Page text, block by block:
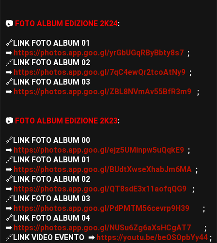
📷 FOTO ALBUM EDIZIONE 2K24:
🔗LINK FOTO ALBUM 01
➡ https://photos.app.goo.gl/yrGbUGqRByBbty8s7 ;
🔗LINK FOTO ALBUM 02
➡ https://photos.app.goo.gl/7qC4ewQr2tcoAtNy9 ;
🔗LINK FOTO ALBUM 03
➡ https://photos.app.goo.gl/ZBL8NVmAv55BfR3m9 ;
📷 FOTO ALBUM EDIZIONE 2K23:
🔗LINK FOTO ALBUM 00
➡ https://photos.app.goo.gl/ejz5UMinpw5uQqkE9 ;
🔗LINK FOTO ALBUM 01
➡ https://photos.app.goo.gl/BUdtXwseXhabJm6MA ;
🔗LINK FOTO ALBUM 02
➡ https://photos.app.goo.gl/QT8sdE3x11aofqQG9 ;
🔗LINK FOTO ALBUM 03
➡ https://photos.app.goo.gl/PdPMTM56cevrp9H39 ;
🔗LINK FOTO ALBUM 04
➡ https://photos.app.goo.gl/NUSu6Zg6aXsHCgAT7 ;
🔗LINK VIDEO EVENTO ➡ https://youtu.be/beOSOpbYy44 ;